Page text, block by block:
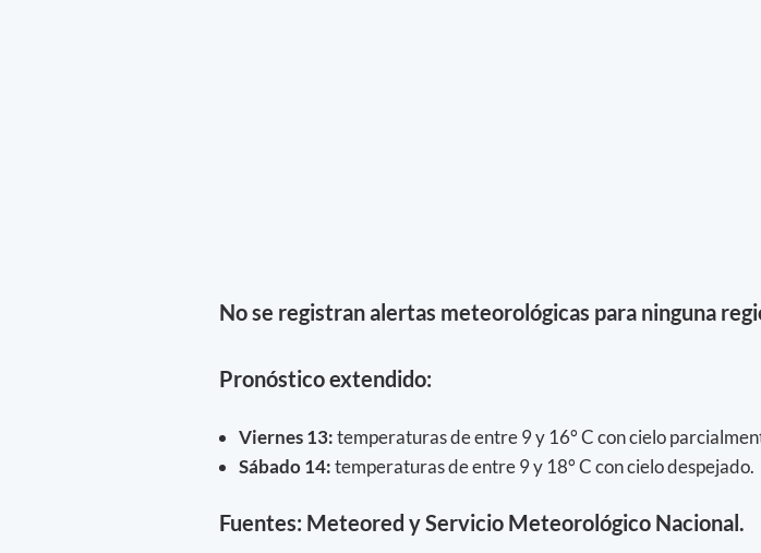
No se registran alertas meteorológicas para ninguna
Pronóstico extendido:
Viernes 13:temperaturas de entre 9 y 16° C con cielo
Sábado 14:temperaturas de entre 9 y 18° C con cielo despejado.
Fuentes: Meteored y Servicio Meteorológico Nacional.